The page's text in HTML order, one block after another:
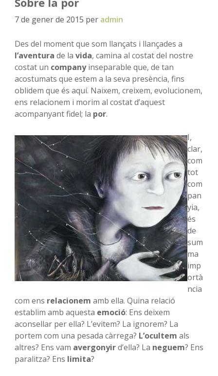
7 de gener de 2015 per admin
Des del moment que som llançats i llançades a
l’aventura de la vida, camina al costat del nostre
costat un companyinseparable que, de tan
acostumats que estem a la seva presència, fins
oblidem que és aquí. Naixem, creixem, evolucionem,
ens relacionem i morim al costat d’aquest
acompanyant fidel; la por.
I,
clar,
com
tot
com
pan
yia,
és
de
sum
ma
imp
ortà
ncia
com ens relacionem amb ella. Quina relació
establim amb aquesta emoció: Ens deixem
aconsellar per ella? L’evitem? La ignorem? La
portem com una pesada càrrega? L’ocultem als
altres? Ens vam avergonyird’ella? La neguem? Ens
paralitza? Ens limita?